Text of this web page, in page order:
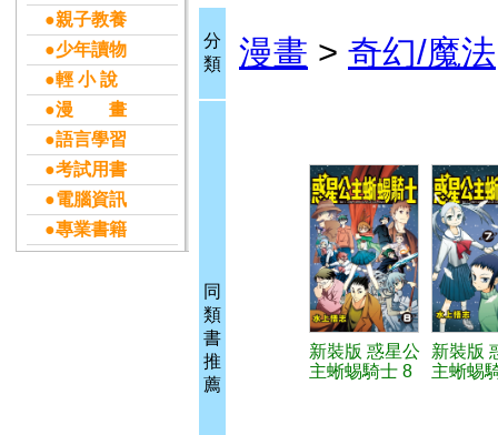
●親子教養
●少年讀物
●輕 小 說
●漫 畫
●語言學習
●考試用書
●電腦資訊
●專業書籍
分
類
漫畫 > 奇幻/魔法
同
類
書
推
薦
新裝版 惑星公
主蜥蜴騎士 8
新裝版
主蜥蜴